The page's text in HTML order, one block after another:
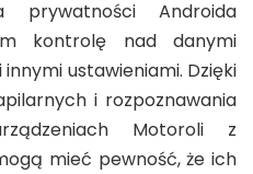
prywatności Androida
kontrolę nad danymi
ustawieniami. Dzięki
i rozpoznawania
Motoroli z
mieć pewność, że ich